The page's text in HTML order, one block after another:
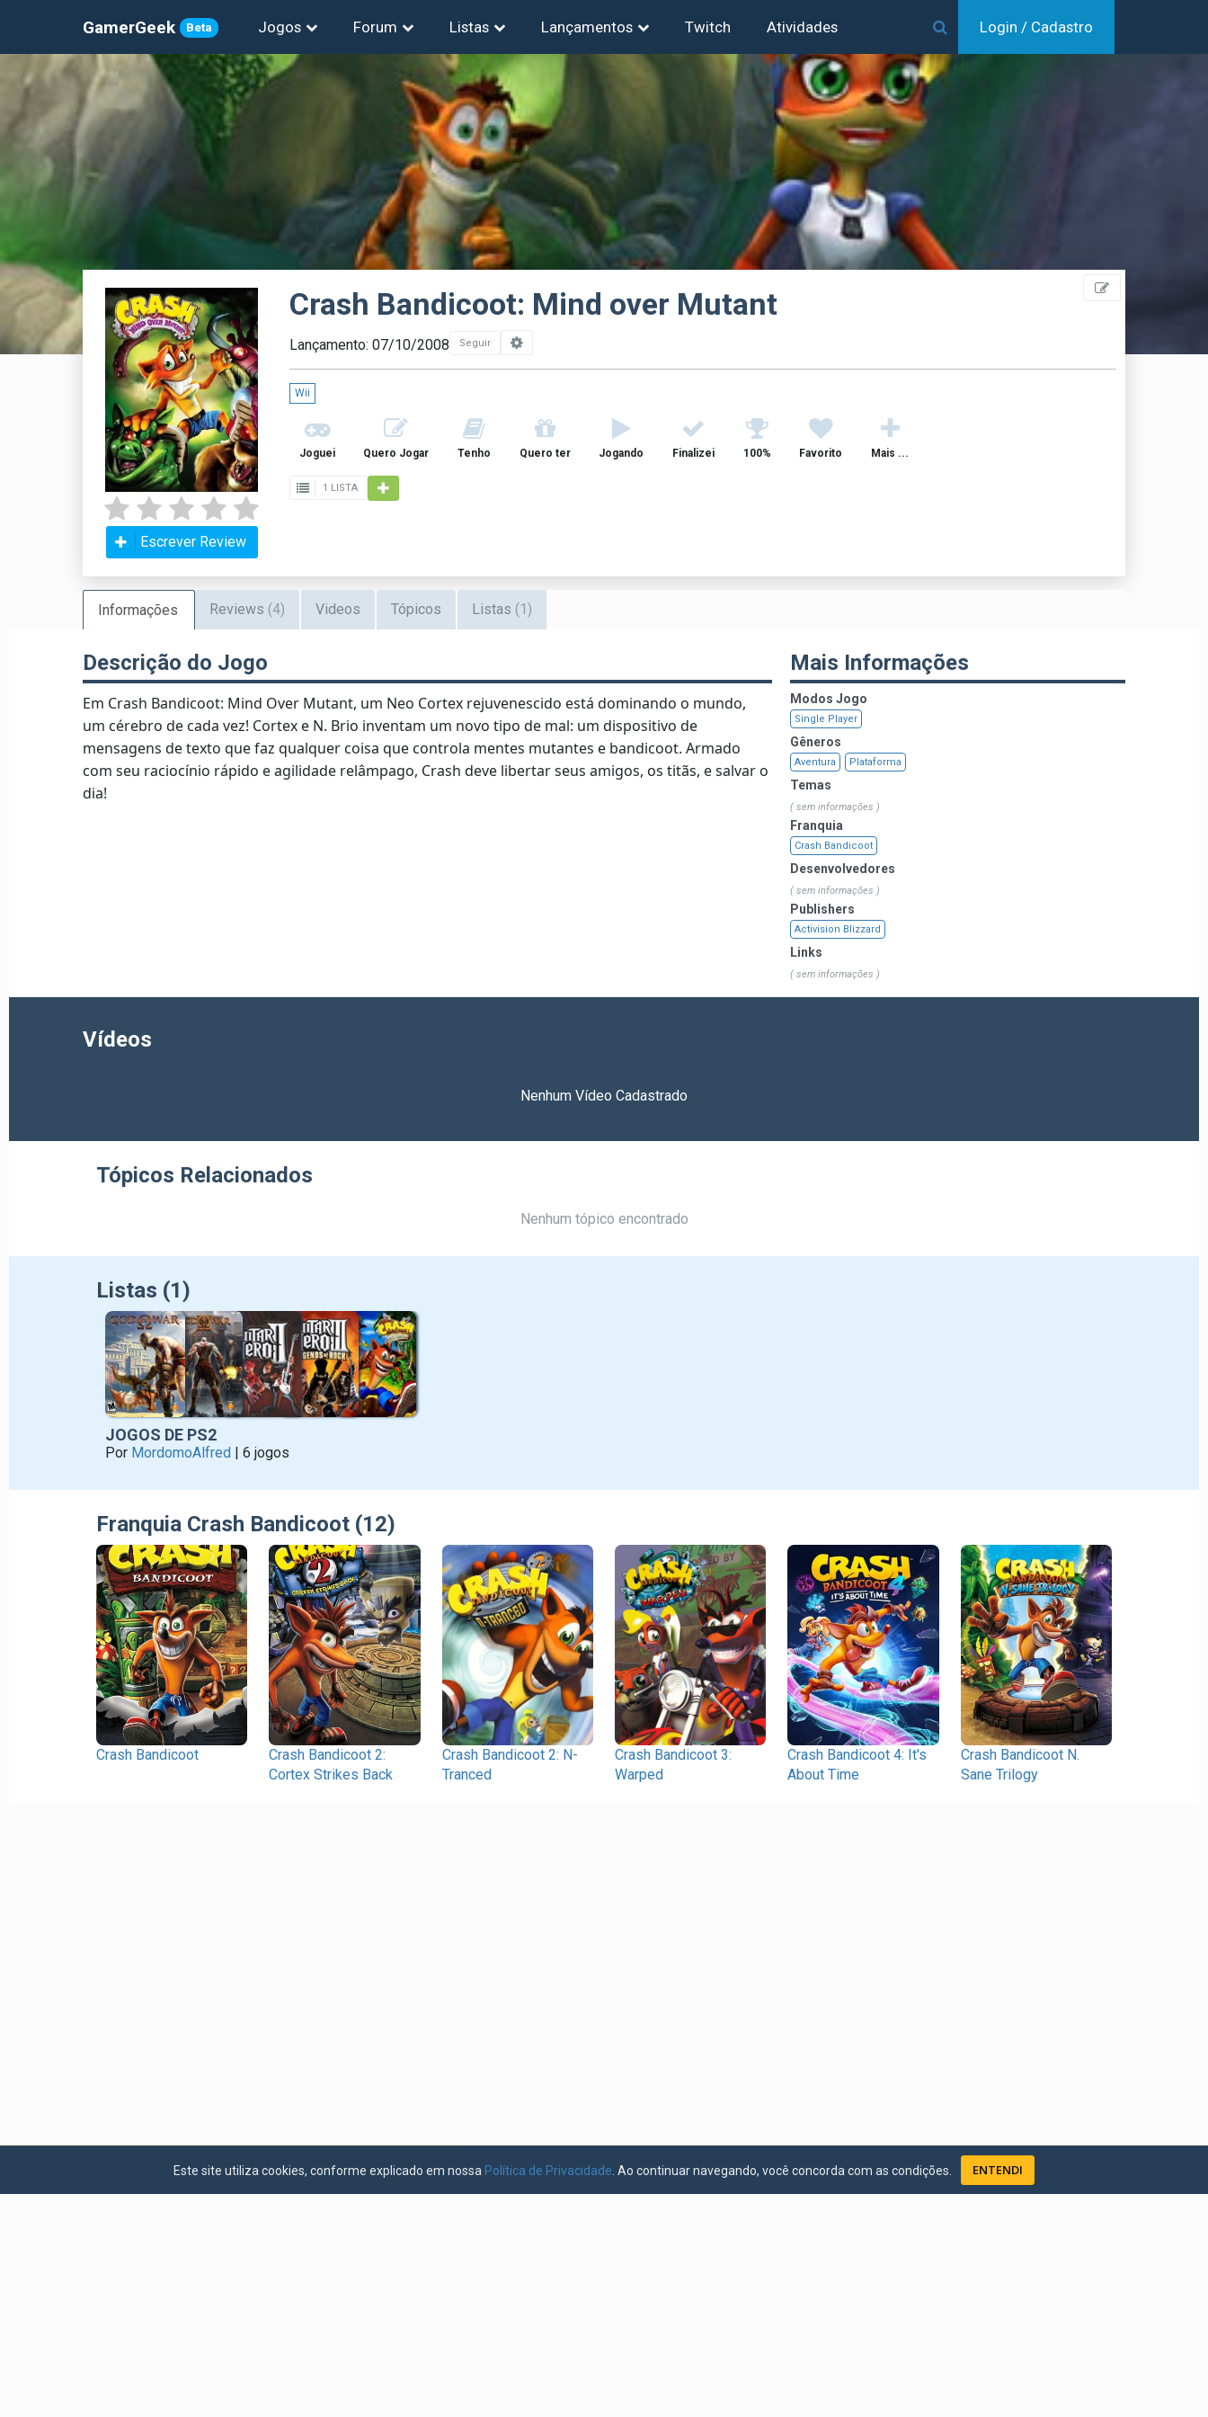
GamerGeek Beta Jogos Forum Listas Lançamentos Twitch Atividades Login / Cadastro
Escrever Review
Crash Bandicoot: Mind over Mutant
Lançamento: 07/10/2008 Seguir
Wii
Joguei Quero Jogar Tenho Quero ter Jogando Finalizei 100% Favorito Mais ...
1 LISTA
Informações Reviews (4) Videos Tópicos Listas (1)
Descrição do Jogo
Em Crash Bandicoot: Mind Over Mutant, um Neo Cortex rejuvenescido está dominando o mundo,
um cérebro de cada vez! Cortex e N. Brio inventam um novo tipo de mal: um dispositivo de
mensagens de texto que faz qualquer coisa que controla mentes mutantes e bandicoot. Armado
com seu raciocínio rápido e agilidade relâmpago, Crash deve libertar seus amigos, os titãs, e salvar o
dia!
Mais Informações
Modos Jogo
Single Player
Gêneros
Aventura Plataforma
Temas
( sem informações )
Franquia
Crash Bandicoot
Desenvolvedores
( sem informações )
Publishers
Activision Blizzard
Links
( sem informações )
Vídeos
Nenhum Vídeo Cadastrado
Tópicos Relacionados
Nenhum tópico encontrado
Listas (1)
JOGOS DE PS2
Por MordomoAlfred | 6 jogos
Franquia Crash Bandicoot (12)
Crash Bandicoot
Crash Bandicoot 2:
Cortex Strikes Back
Crash Bandicoot 2: N-
Tranced
Crash Bandicoot 3:
Warped
Crash Bandicoot 4: It's
About Time
Crash Bandicoot N.
Sane Trilogy
Este site utiliza cookies, conforme explicado em nossa Política de Privacidade . Ao continuar navegando, você concorda com as condições. ENTENDI